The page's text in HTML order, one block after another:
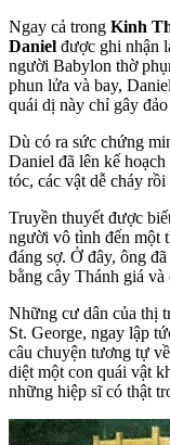
Ngay cả trong Kinh
Daniel được ghi nhận
người Babylon thờ
phun lửa và bay,
quái dị này chỉ gây
Dù có ra sức chứng
Daniel đã lên kế
tóc, các vật dễ cháy
Truyền thuyết được
người vô tình đến một
đáng sợ. Ở đây, ông
bằng cây Thánh giá
Những cư dân của thị
St. George, ngay lập
câu chuyện tương tự
diệt một con quái vật
những hiệp sĩ có thật